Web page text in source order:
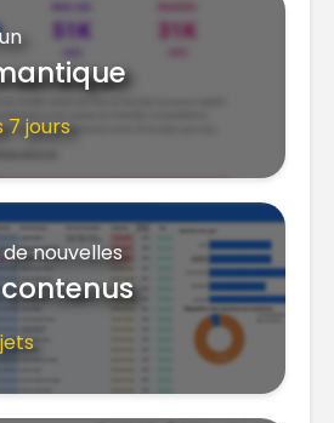
7 jours
nouvelles